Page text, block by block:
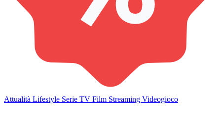
Attualità Lifestyle Serie TV Film Streaming Videogioco